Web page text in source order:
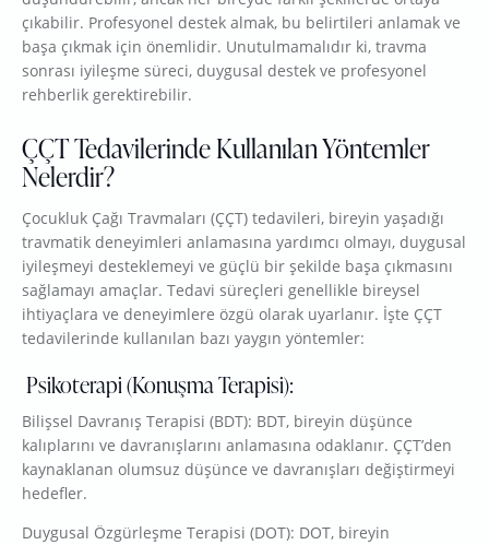
çıkabilir. Profesyonel destek almak, bu belirtileri anlamak ve
başa çıkmak için önemlidir. Unutulmamalıdır ki, travma
sonrası iyileşme süreci, duygusal destek ve profesyonel
rehberlik gerektirebilir.
ÇÇT Tedavilerinde Kullanılan Yöntemler
Nelerdir?
Çocukluk Çağı Travmaları (ÇÇT) tedavileri, bireyin yaşadığı
travmatik deneyimleri anlamasına yardımcı olmayı, duygusal
iyileşmeyi desteklemeyi ve güçlü bir şekilde başa çıkmasını
sağlamayı amaçlar. Tedavi süreçleri genellikle bireysel
ihtiyaçlara ve deneyimlere özgü olarak uyarlanır. İşte ÇÇT
tedavilerinde kullanılan bazı yaygın yöntemler:
Psikoterapi (Konuşma Terapisi):
Bilişsel Davranış Terapisi (BDT): BDT, bireyin düşünce
kalıplarını ve davranışlarını anlamasına odaklanır. ÇÇT’den
kaynaklanan olumsuz düşünce ve davranışları değiştirmeyi
hedefler.
Duygusal Özgürleşme Terapisi (DOT): DOT, bireyin